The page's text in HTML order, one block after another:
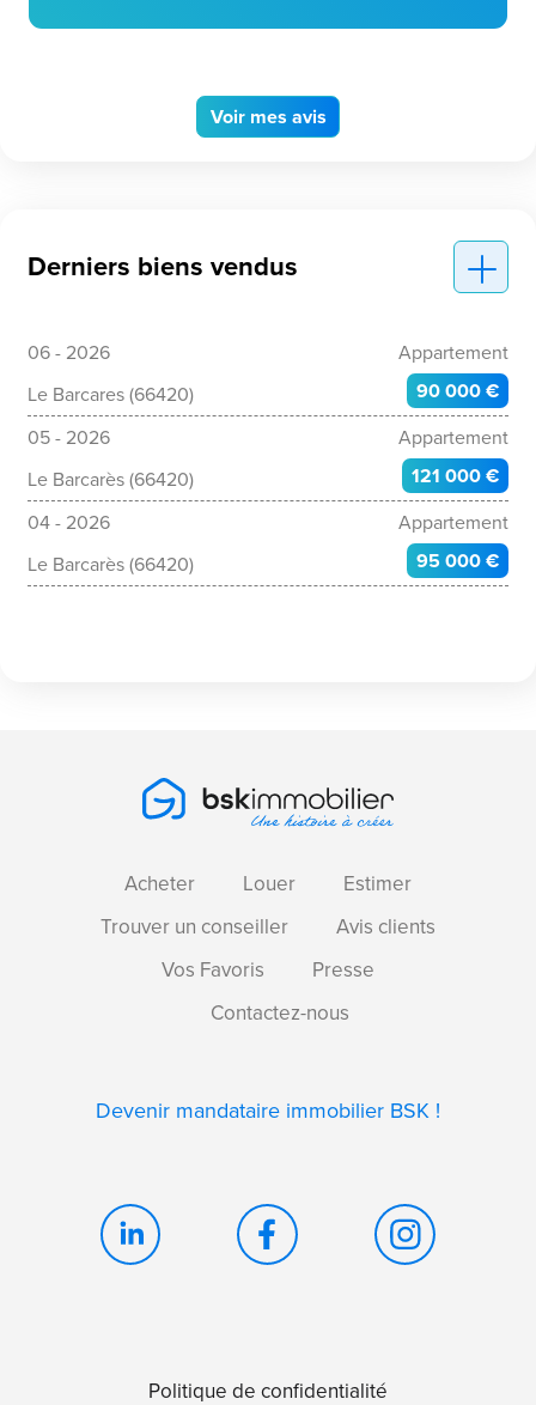
Voir mes avis
Derniers biens vendus
06 - 2026
Appartement
Le Barcares (66420)
90 000 €
05 - 2026
Appartement
Le Barcarès (66420)
121 000 €
04 - 2026
Appartement
Le Barcarès (66420)
95 000 €
Acheter Louer
Estimer
Trouver un conseiller
Avis clients
Vos Favoris
Presse
Contactez-nous
Devenir mandataire immobilier BSK !
Politique de confidentialité